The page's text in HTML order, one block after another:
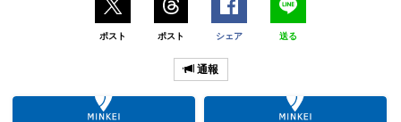
ポスト ポスト シェア 送る
通報